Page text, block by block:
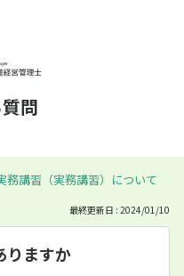
問
務講習（実務講習）について
最終更新日 : 2024/01/10
りますか